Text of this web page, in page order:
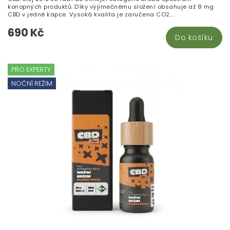
690 Kč Do košíku
konopných produktů. Díky výjimečnému složení obsahuje až 8 mg
CBD v jedné kapce. Vysoká kvalita je zaručena CO2...
PRO EXPERTY
NOČNÍ REŽIM